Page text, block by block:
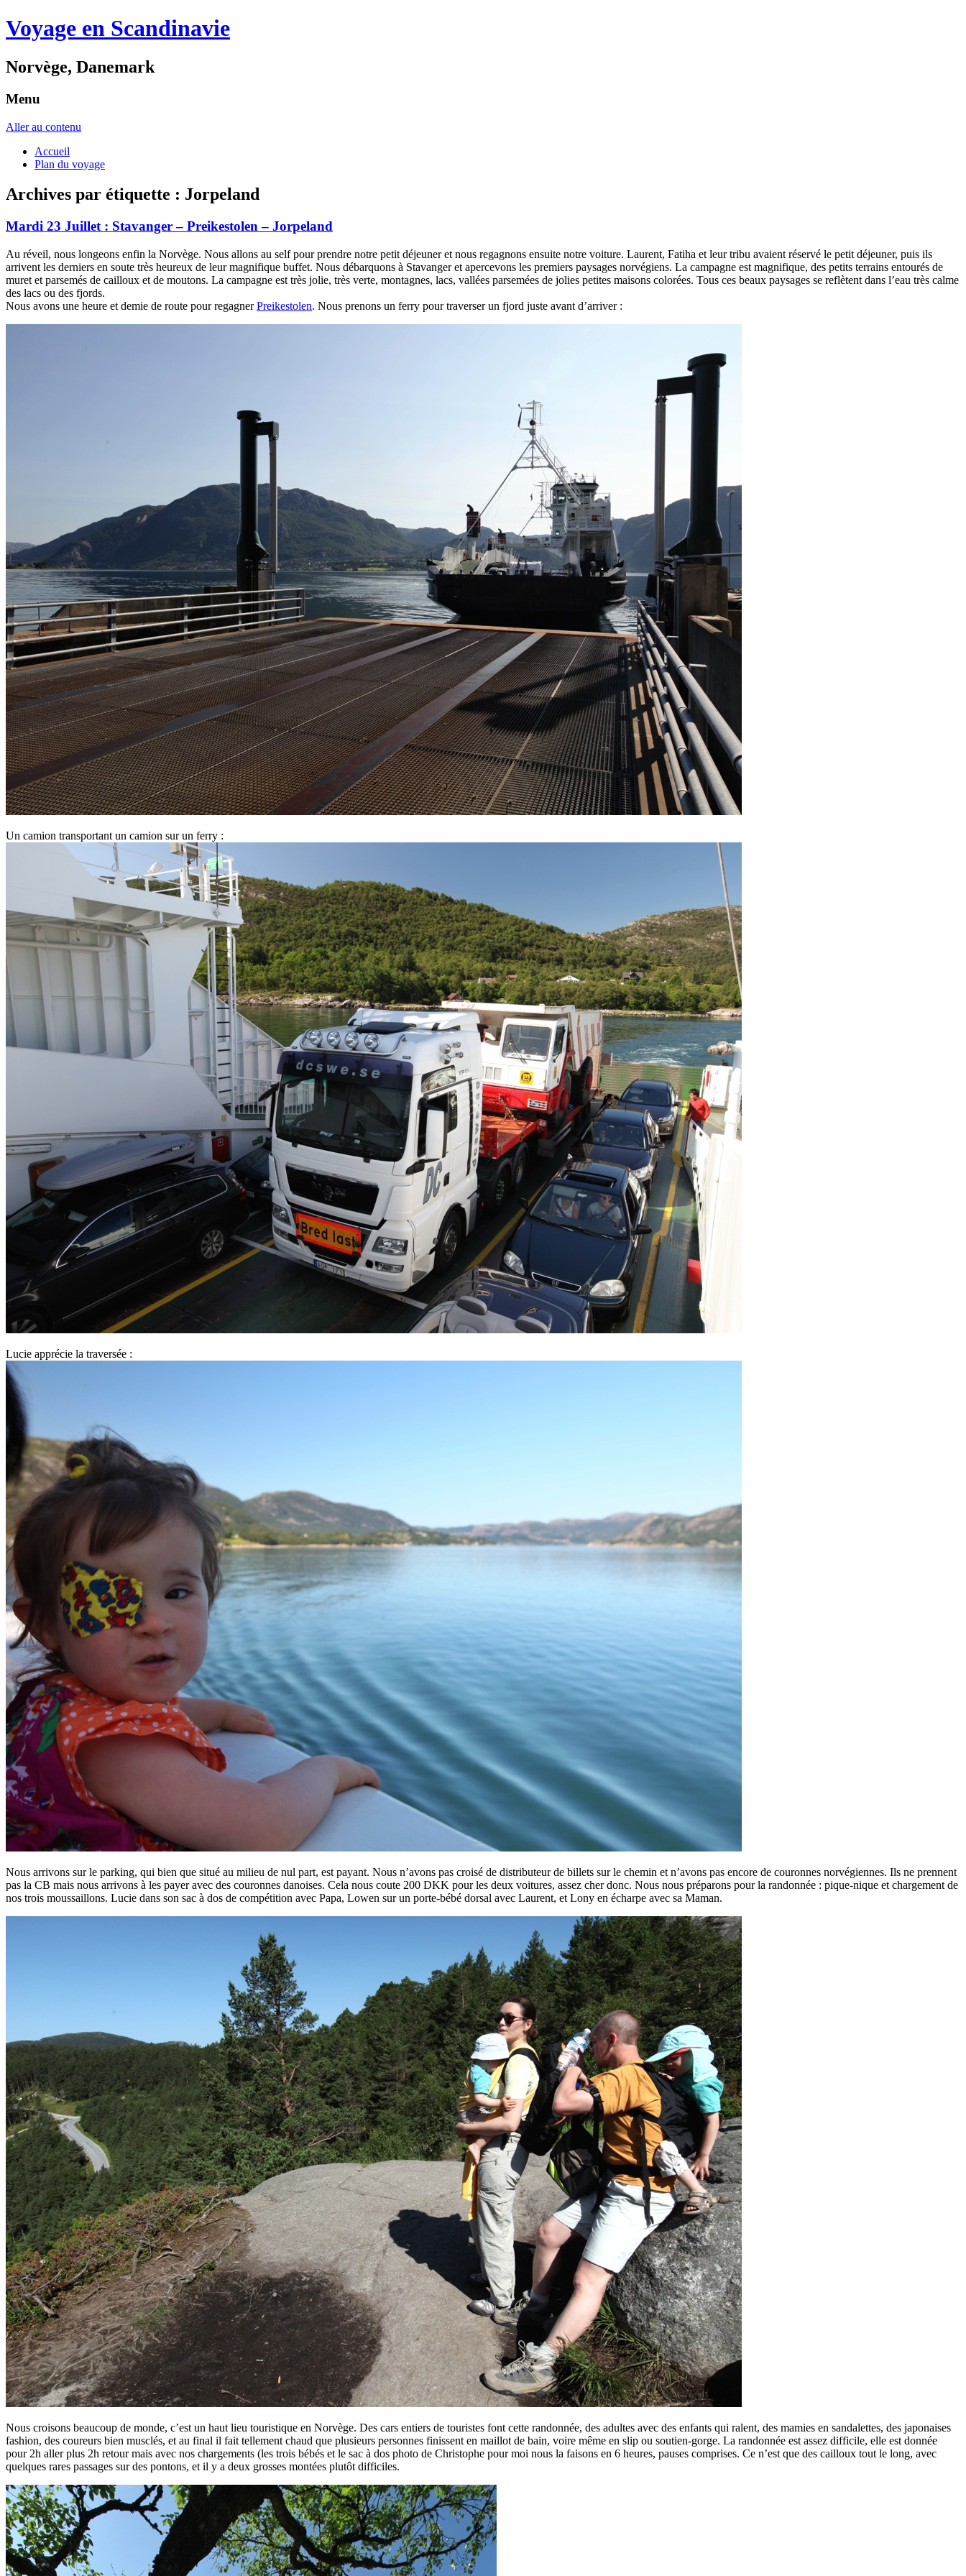
Voyage en Scandinavie
Norvège, Danemark
Menu
Aller au contenu
Accueil
Plan du voyage
Archives par étiquette : Jorpeland
Mardi 23 Juillet : Stavanger – Preikestolen – Jorpeland
Au réveil, nous longeons enfin la Norvège. Nous allons au self pour prendre notre petit déjeuner et nous regagnons ensuite notre voiture. Laurent, Fatiha et leur tribu avaient réservé le petit déjeuner, puis ils
arrivent les derniers en soute très heureux de leur magnifique buffet. Nous débarquons à Stavanger et apercevons les premiers paysages norvégiens. La campagne est magnifique, des petits terrains entourés de
muret et parsemés de cailloux et de moutons. La campagne est très jolie, très verte, montagnes, lacs, vallées parsemées de jolies petites maisons colorées. Tous ces beaux paysages se reflètent dans l’eau très calme
des lacs ou des fjords.
Nous avons une heure et demie de route pour regagnerPreikestolen. Nous prenons un ferry pour traverser un fjord juste avant d’arriver :
Un camion transportant un camion sur un ferry :
Lucie apprécie la traversée :
Nous arrivons sur le parking, qui bien que situé au milieu de nul part, est payant. Nous n’avons pas croisé de distributeur de billets sur le chemin et n’avons pas encore de couronnes norvégiennes. Ils ne prennent
pas la CB mais nous arrivons à les payer avec des couronnes danoises. Cela nous coute 200 DKK pour les deux voitures, assez cher donc. Nous nous préparons pour la randonnée : pique-nique et chargement de
nos trois moussaillons. Lucie dans son sac à dos de compétition avec Papa, Lowen sur un porte-bébé dorsal avec Laurent, et Lony en écharpe avec sa Maman.
Nous croisons beaucoup de monde, c’est un haut lieu touristique en Norvège. Des cars entiers de touristes font cette randonnée, des adultes avec des enfants qui ralent, des mamies en sandalettes, des japonaises
fashion, des coureurs bien musclés, et au final il fait tellement chaud que plusieurs personnes finissent en maillot de bain, voire même en slip ou soutien-gorge. La randonnée est assez difficile, elle est donnée
pour 2h aller plus 2h retour mais avec nos chargements (les trois bébés et le sac à dos photo de Christophe pour moi nous la faisons en 6 heures, pauses comprises. Ce n’est que des cailloux tout le long, avec
quelques rares passages sur des pontons, et il y a deux grosses montées plutôt difficiles.